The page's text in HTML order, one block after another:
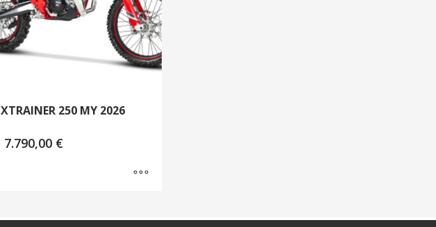
XTRAINER 250 MY 2026
7.790,00 €